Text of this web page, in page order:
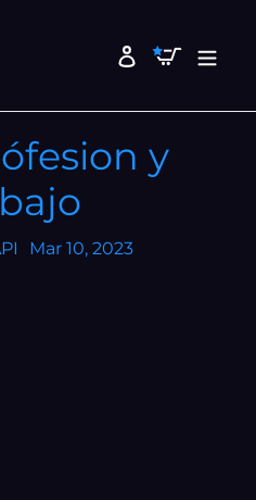
IngresarCarrito
y
Mar 10, 2023